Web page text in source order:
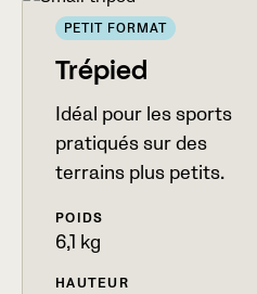
PETIT FORMAT
Trépied
Idéal pour les sports
pratiqués sur des
terrains plus petits.
POIDS
6,1 kg
HAUTEUR